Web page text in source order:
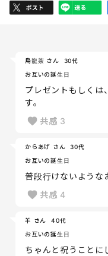
烏龍茶 さん
30代
お互いの誕生日
プレゼントもしくは
す。
共感 3
からあげ さん
30代
お互いの誕生日
普段行けないような
共感 4
羊 さん
40代
お互いの誕生日
ちゃんと祝うことに